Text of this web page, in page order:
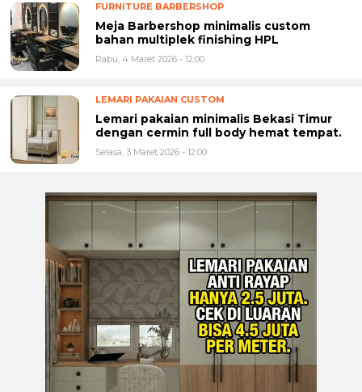
FURNITURE BARBERSHOP
Meja Barbershop minimalis custom
bahan multiplek finishing HPL
Rabu, 4 Maret 2026 - 12:00
LEMARI PAKAIAN CUSTOM
Lemari pakaian minimalis Bekasi Timur
dengan cermin full body hemat tempat.
Selasa, 3 Maret 2026 - 12:00